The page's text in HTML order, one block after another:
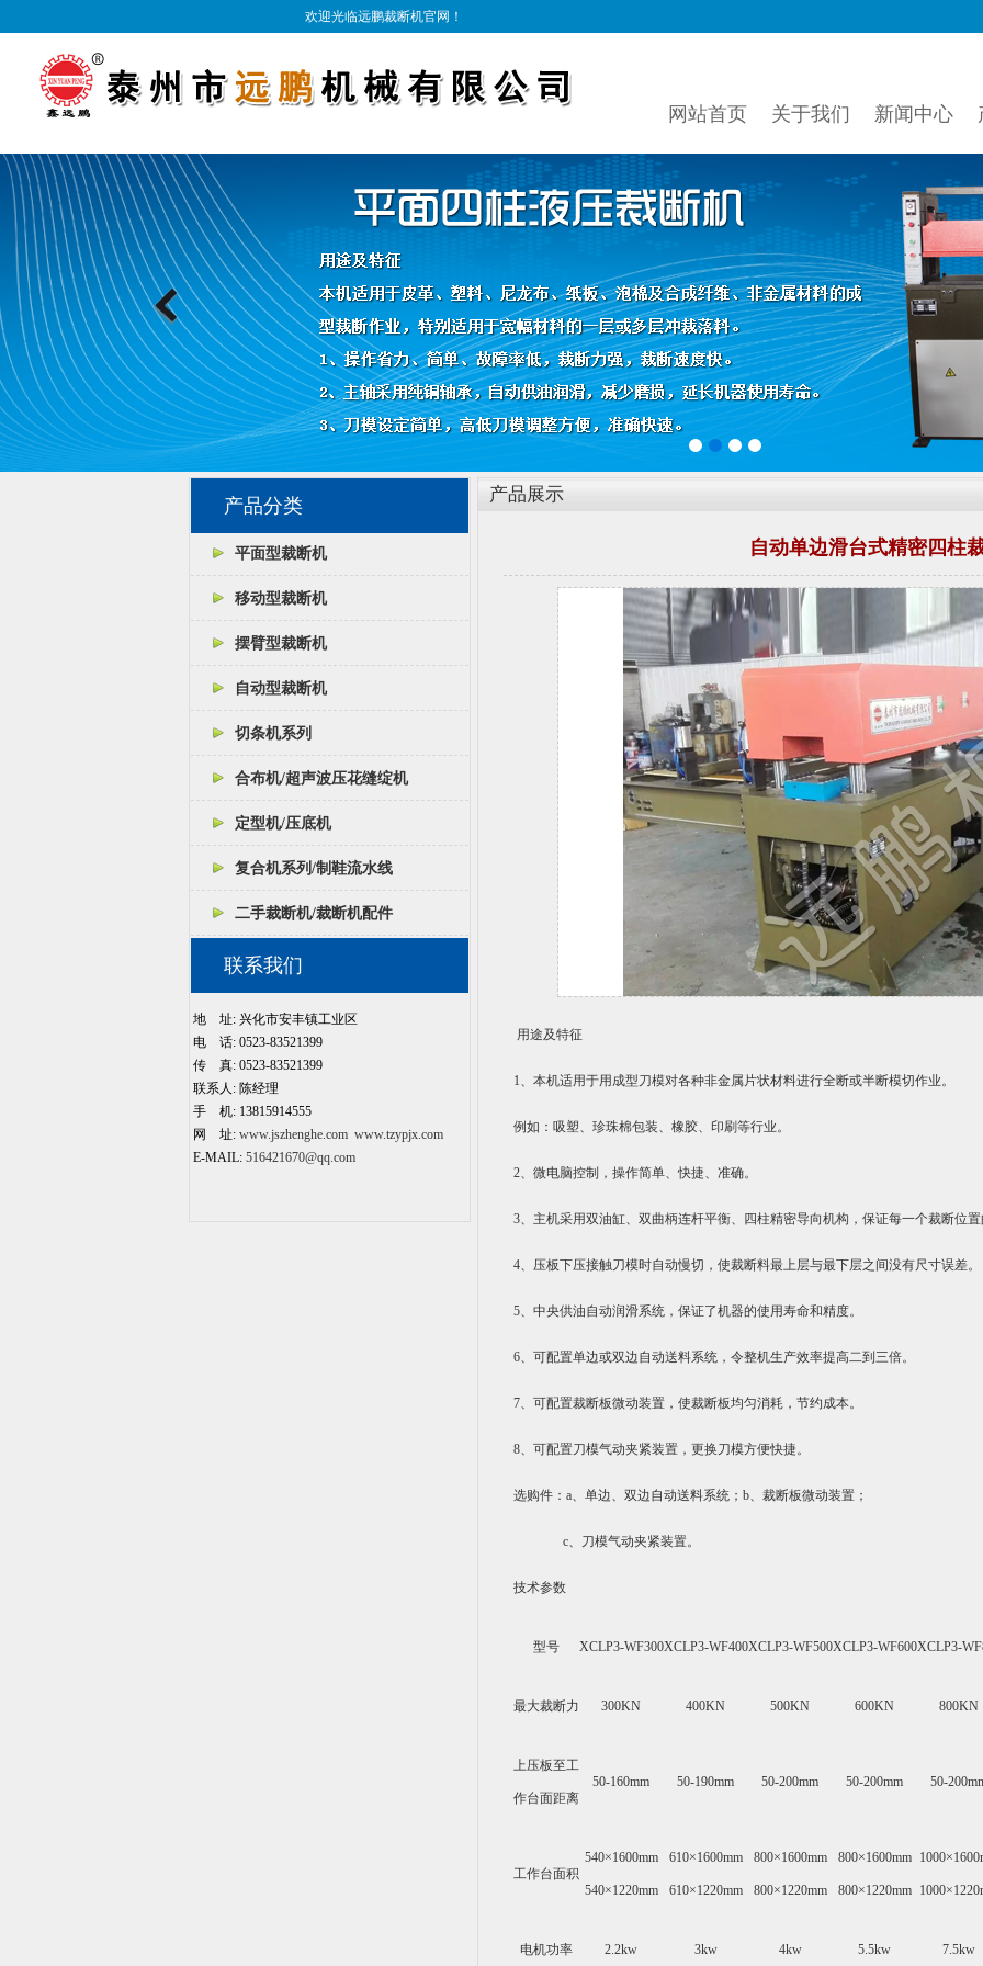
欢迎光临远鹏裁断机官网！
网站首页 关于我们 新闻中心
Previous
3 4
产品分类
平面型裁断机
移动型裁断机
摆臂型裁断机
自动型裁断机
切条机系列
合布机/超声波压花缝绽机
定型机/压底机
复合机系列/制鞋流水线
二手裁断机/裁断机配件
联系我们
地 址: 兴化市安丰镇工业区
电 话: 0523-83521399
传 真: 0523-83521399
联系人: 陈经理
手 机: 13815914555
网 址:www.jszhenghe.com www.tzypjx.com
E-MAIL:516421670@qq.com
产品展示
自动单边滑台式精密四柱
用途及特征
1、本机适用于用成型刀模对各种非金属片状材料进行全断或半断模切作业。
例如：吸塑、珍珠棉包装、橡胶、印刷等行业。
2、微电脑控制，操作简单、快捷、准确。
3、主机采用双油缸、双曲柄连杆平衡、四柱精密导向机构，保证每一个裁断位
4、压板下压接触刀模时自动慢切，使裁断料最上层与最下层之间没有尺寸误差。
5、中央供油自动润滑系统，保证了机器的使用寿命和精度。
6、可配置单边或双边自动送料系统，令整机生产效率提高二到三倍。
7、可配置裁断板微动装置，使裁断板均匀消耗，节约成本。
8、可配置刀模气动夹紧装置，更换刀模方便快捷。
选购件： a、单边、双边自动送料系统； b、裁断板微动装置；
c、刀模气动夹紧装置。
技术参数
型号 XCLP3-WF300XCLP3-WF400XCLP3-WF500XCLP3-WF600XCLP3-
最大裁断力 300KN 400KN 500KN 600KN 800KN
上压板至工
作台面距离
50-160mm 50-190mm 50-200mm 50-200mm 50-
工作台面积
540×1600mm
540×1220mm
610×1600mm
610×1220mm
800×1600mm
800×1220mm
800×1600mm
800×1220mm
电机功率 2.2kw 3kw 4kw 5.5kw 7.5kw